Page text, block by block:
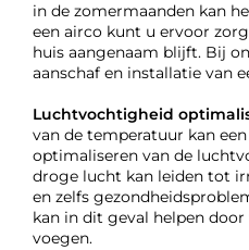
in de zomermaanden kan
een airco kunt u ervoor
huis aangenaam blijft. Bij
aanschaf en installatie van
Luchtvochtigheid
van de temperatuur kan
optimaliseren van de
droge lucht kan leiden tot
en zelfs
kan in dit geval helpen
voegen.